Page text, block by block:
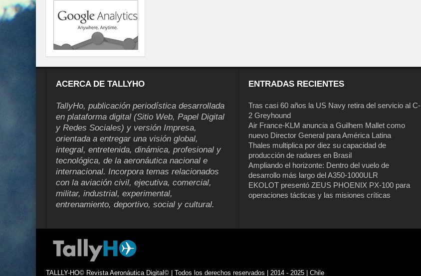
ACERCA DE TALLYHO
TallyHo, publicación periodística desarrollada
en plataforma digital (Sitio Web, Papel Digital
y Redes Sociales) y versión Impresa,
orientada a entregar una visión global,
integral, entretenida, dinámica, profesional y
tecnológica, de la aeronáutica nacional e
internacional. Incorpora temas relacionados
con la aviación civil, ejecutiva, comercial,
militar, industrial, experimental,
entrenamiento, deportivo, social y cultural.
ENTRADAS RECIENTES
Tras casi 60 años la US Navy retira del servicio al C-
2 Greyhound
Air France-KLM anuncia a Guilhem Mallet como
nuevo Director General para América Latina
Thales multiplica por diez su capacidad de
producción de radares en Brasil
Ampliando el horizonte: Dentro del vuelo de
desarrollo más largo del A350-1000ULR
EKOLOT presentó ZEUS PHOENIX PX-100 para
operaciones tácticas y las misiones críticas
TALLLY-HO© Revista Aeronáutica Digital© | Todos los derechos reservados | 2014 - 2025 | Chile